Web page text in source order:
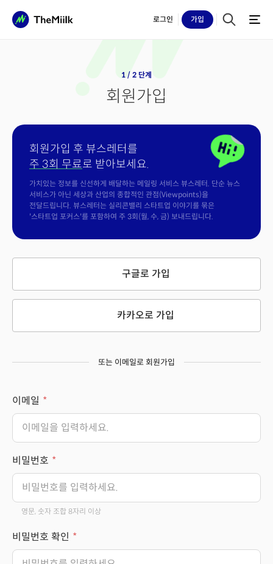
로그인 가입
1 / 2 단계
회원가입
회원가입 후 뷰스레터를
주 3회 무료로 받아보세요.
가치있는 정보를 신선하게 배달하는 메일링 서비스 뷰스레터. 단순 뉴스
서비스가 아닌 세상과 산업의 종합적인 관점(Viewpoints)을
전달드립니다. 뷰스레터는 실리콘밸리 스타트업 이야기를 묶은
'스타트업 포커스'를 포함하여 주 3회(월, 수, 금) 보내드립니다.
구글로 가입
카카오로 가입
또는 이메일로 회원가입
이메일
비밀번호
영문, 숫자 조합 8자리 이상
비밀번호 확인